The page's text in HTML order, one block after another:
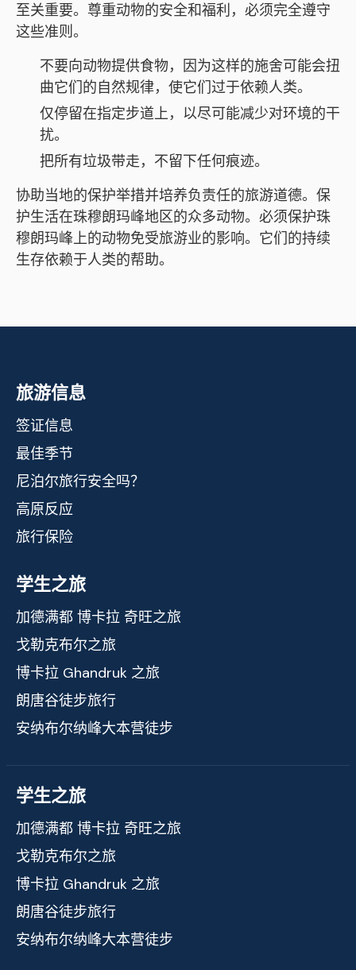
至关重要。尊重动物的安全和福利，必须完全遵守
这些准则。
不要向动物提供食物，因为这样的施舍可能会扭
曲它们的自然规律，使它们过于依赖人类。
仅停留在指定步道上，以尽可能减少对环境的干
扰。
把所有垃圾带走，不留下任何痕迹。
协助当地的保护举措并培养负责任的旅游道德。保
护生活在珠穆朗玛峰地区的众多动物。必须保护珠
穆朗玛峰上的动物免受旅游业的影响。它们的持续
生存依赖于人类的帮助。
旅游信息
签证信息
最佳季节
尼泊尔旅行安全吗？
高原反应
旅行保险
学生之旅
加德满都 博卡拉 奇旺之旅
戈勒克布尔之旅
博卡拉 Ghandruk 之旅
朗唐谷徒步旅行
安纳布尔纳峰大本营徒步
学生之旅
加德满都 博卡拉 奇旺之旅
戈勒克布尔之旅
博卡拉 Ghandruk 之旅
朗唐谷徒步旅行
安纳布尔纳峰大本营徒步